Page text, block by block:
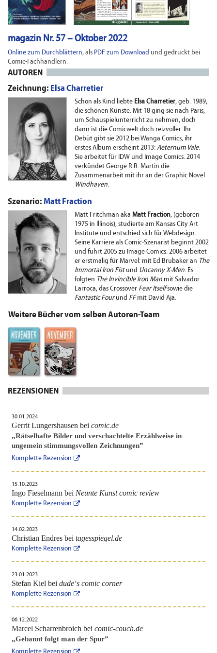
magazin Nr. 57 – Oktober 2022
Online zum Durchblättern, als PDF zum Download und gedruckt bei
Comic-Fachhändlern.
AUTOREN
Zeichnung: Elsa Charretier
Schon als Kind liebte Elsa Charretier, geb. 1989,
die schönen Künste. Mit 18 ging sie nach Paris,
um Schauspielunterricht zu nehmen, doch
dann ist die Comicwelt doch reizvoller. Ihr
Debüt gibt sie 2012 bei Wanga Comics, ihr
erstes Album erscheint 2013: Aeternum Vale.
Sie arbeitet für IDW und Image Comics. 2014
verkündet George R.R. Martin die
Zusammenarbeit mit ihr an der Graphic Novel
Windhaven.
Szenario: Matt Fraction
Matt Fritchman aka Matt Fraction, (geboren
1975 in Illinois), studierte am Kansas City Art
Institute und entschied sich für Webdesign.
Seine Karriere als Comic-Szenarist beginnt 2002
und führt 2005 zu Image Comics. 2006 arbeitet
er erstmalig für Marvel: mit Ed Brubaker an The
Immortal Iron Fistund Uncanny X-Men. Es
folgten The Invincible Iron Man mit Salvador
Larroca, das Crossover Fear Itselfsowie die
Fantastic Fourund FFmit David Aja.
Weitere Bücher vom selben Autoren-Team
REZENSIONEN
30.01.2024
Gerrit Lungershausen bei comic.de
„Rätselhafte Bilder und verschachtelte Erzählweise in
ungemein stimmungsvollen Zeichnungen”
Komplette Rezension
15.10.2023
Ingo Fieselmann bei Neunte Kunst comic review
Komplette Rezension
14.02.2023
Christian Endres bei tagesspiegel.de
Komplette Rezension
23.01.2023
Stefan Kiel bei dude‘s comic corner
Komplette Rezension
06.12.2022
Marcel Scharrenbroich bei comic-couch.de
„Gebannt folgt man der Spur”